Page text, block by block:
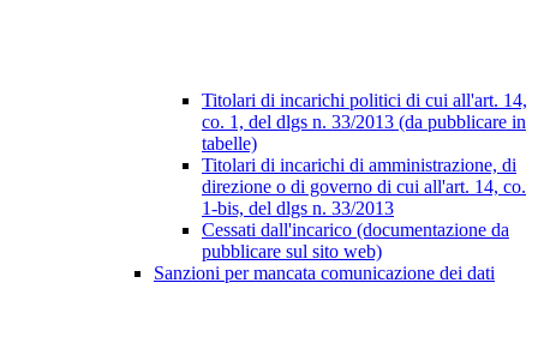
Titolari di incarichi politici di cui all'art. 14,
co. 1, del dlgs n. 33/2013 (da pubblicare in
tabelle)
Titolari di incarichi di amministrazione, di
direzione o di governo di cui all'art. 14, co.
1-bis, del dlgs n. 33/2013
Cessati dall'incarico (documentazione da
pubblicare sul sito web)
Sanzioni per mancata comunicazione dei dati